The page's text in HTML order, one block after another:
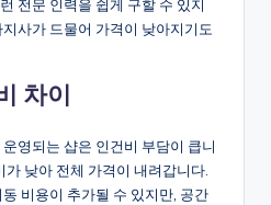
전문 인력을 쉽게 구할 수 있지
사가 드물어 가격이 낮아지기도
차이
영되는 샵은 인건비 부담이 큽니
낮아 전체 가격이 내려갑니다.
비용이 추가될 수 있지만, 공간